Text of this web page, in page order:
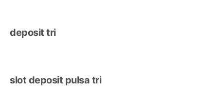
deposit tri
slot deposit pulsa tri